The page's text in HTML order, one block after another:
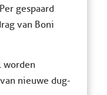
gespaard
van Boni
worden
nieuwe dug-